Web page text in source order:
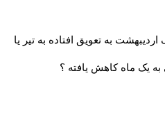
به تعویق افتاده به تیر یا
ماه کاهش یافته ؟